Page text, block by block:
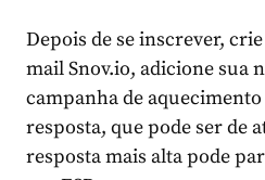
Depois de se inscrever,
mail Snov.io, adicione sua
campanha de
resposta, que pode ser de
resposta mais alta pode